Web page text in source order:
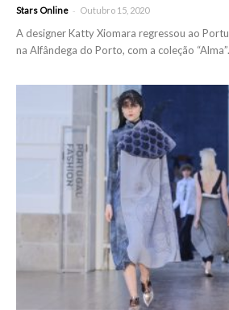
Stars Online - Outubro 15, 2020
A designer Katty Xiomara regressou ao
na Alfândega do Porto, com a coleção “Alma”.